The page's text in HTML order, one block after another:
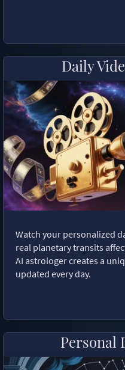
Daily
Watch your personalized
real planetary transits
AI astrologer creates a
updated every day.
Personal